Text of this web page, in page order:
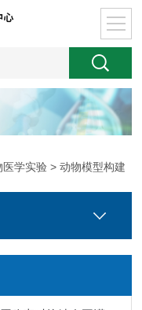
医学实验 > 动物模型构建